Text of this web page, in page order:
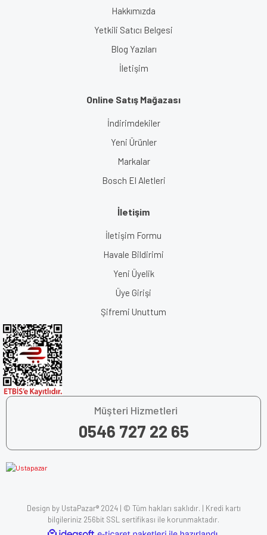
Hakkımızda
Yetkili Satıcı Belgesi
Blog Yazıları
İletişim
Online Satış Mağazası
İndirimdekiler
Yeni Ürünler
Markalar
Bosch El Aletleri
İletişim
İletişim Formu
Havale Bildirimi
Yeni Üyelik
Üye Girişi
Şifremi Unuttum
Müşteri Hizmetleri
0546 727 22 65
Design by UstaPazar® 2024 | © Tüm hakları saklıdır. | Kredi kartı
bilgileriniz 256bit SSL sertifikası ile korunmaktadır.